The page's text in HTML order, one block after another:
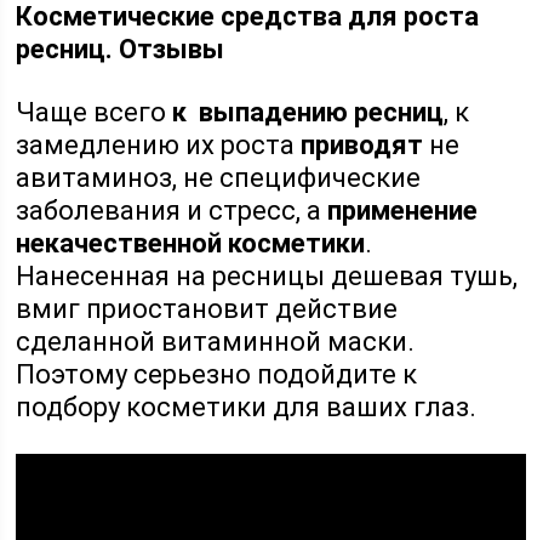
Косметические средства для роста
ресниц. Отзывы
Чаще всего к выпадению ресниц, к
замедлению их роста приводят не
авитаминоз, не специфические
заболевания и стресс, а применение
некачественной косметики.
Нанесенная на ресницы дешевая тушь,
вмиг приостановит действие
сделанной витаминной маски.
Поэтому серьезно подойдите к
подбору косметики для ваших глаз.